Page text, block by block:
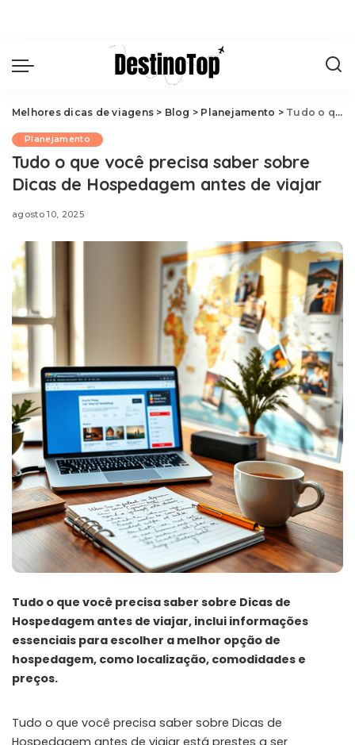
Melhores dicas de viagens > Blog > Planejamento > Tudo o que você precisa saber sobre Dicas de Hospedagem antes de viajar
Planejamento
Tudo o que você precisa saber sobre
Dicas de Hospedagem antes de viajar
agosto 10, 2025
Tudo o que você precisa saber sobre Dicas de
Hospedagem antes de viajar, inclui informações
essenciais para escolher a melhor opção de
hospedagem, como localização, comodidades e
preços.
Tudo o que você precisa saber sobre Dicas de
Hospedagem antes de viajar está prestes a ser